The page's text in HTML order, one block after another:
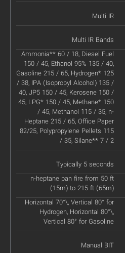
Multi IR
Multi IR Bands
Ammonia** 60 / 18, Diesel Fuel
150 / 45, Ethanol 95% 135 / 40,
Gasoline 215 / 65, Hydrogen* 125
/ 38, IPA (Isopropyl Alcohol) 135 /
40, JP5 150 / 45, Kerosene 150 /
45, LPG* 150 / 45, Methane* 150
/ 45, Methanol 115 / 35, n-
Heptane 215 / 65, Office Paper
82/25, Polypropylene Pellets 115
/ 35, Silane** 7 / 2
Typically 5 seconds
n-heptane pan fire from 50 ft
(15m) to 215 ft (65m)
Horizontal 70°\, Vertical 80° for
Hydrogen, Horizontal 80°\,
Vertical 80° for Gasoline
Manual BIT